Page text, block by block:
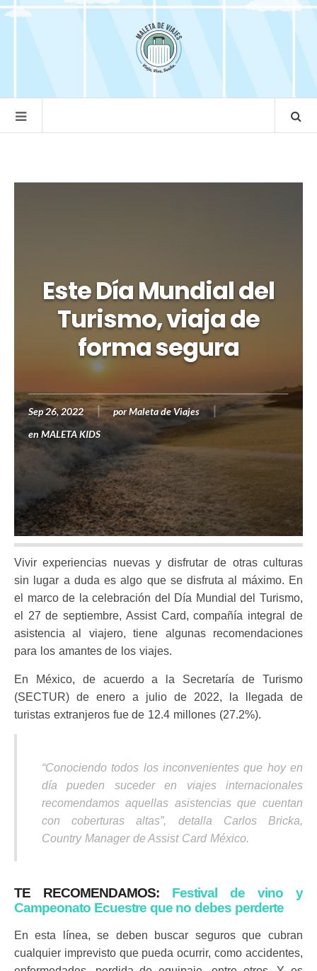
Este Día Mundial del
Turismo, viaja de
forma segura
Sep 26, 2022 porMaleta de Viajes
en MALETA KIDS
Vivir experiencias nuevas y disfrutar de otras culturas
sin lugar a duda es algo que se disfruta al máximo. En
el marco de la celebración del Día Mundial del Turismo,
el 27 de septiembre, Assist Card, compañía integral de
asistencia al viajero, tiene algunas recomendaciones
para los amantes de los viajes.
En México, de acuerdo a la Secretaría de Turismo
(SECTUR) de enero a julio de 2022, la llegada de
turistas extranjeros fue de 12.4 millones (27.2%).
“Conociendo todos los inconvenientes que hoy en
día pueden suceder en viajes internacionales
recomendamos aquellas asistencias que cuentan
con coberturas altas”, detalla Carlos Bricka,
Country Manager de Assist Card México.
TE RECOMENDAMOS: Festival de vino y
Campeonato Ecuestre que no debes perderte
En esta línea, se deben buscar seguros que cubran
cualquier imprevisto que pueda ocurrir, como accidentes,